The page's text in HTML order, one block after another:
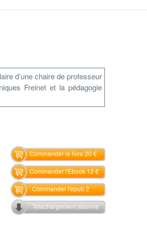
d’une chaire de professeur
Freinet et la pédagogie
Commander le livre 20 €
Commander l'Ebook 12 €
Commander l'epub 2
Téléchargement abonné